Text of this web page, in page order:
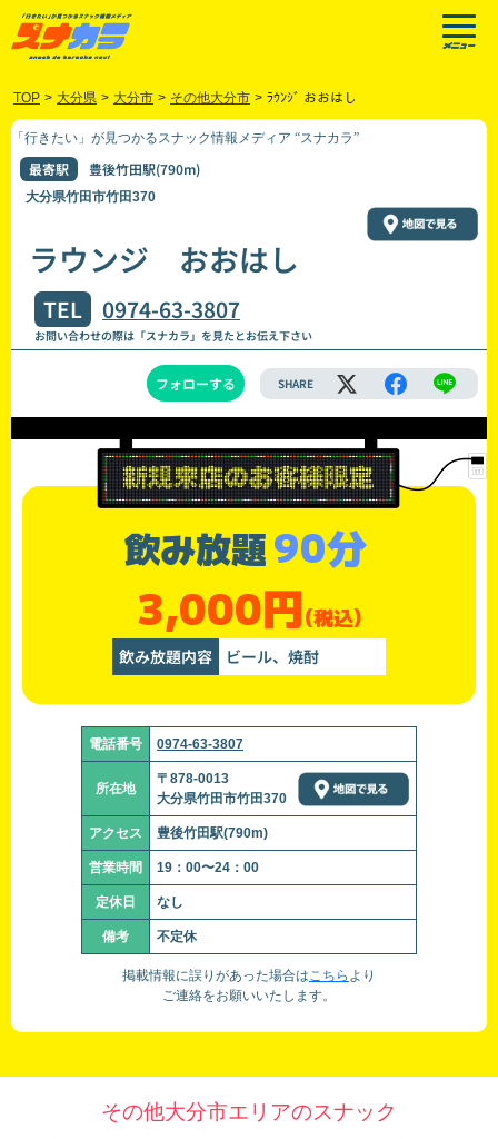
TOP > 大分県 > 大分市 > その他大分市 > ﾗｳﾝｼﾞ おおはし
「行きたい」が見つかるスナック情報メディア “スナカラ”
最寄駅 豊後竹田駅(790m)
大分県竹田市竹田370
ラウンジ おおはし
TEL 0974-63-3807
お問い合わせの際は「スナカラ」を見たとお伝え下さい
フォローする SHARE
飲み放題90分
3,000円(税込)
飲み放題内容 ビール、焼酎
電話番号 0974-63-3807
所在地
〒878-0013
大分県竹田市竹田370
アクセス 豊後竹田駅(790m)
営業時間 19：00〜24：00
定休日 なし
備考 不定休
掲載情報に誤りがあった場合はこちら より
ご連絡をお願いいたします。
その他大分市エリアのスナック